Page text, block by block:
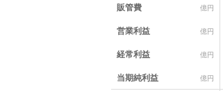
販管費 億円
営業利益 億円
経常利益 億円
当期純利益 億円